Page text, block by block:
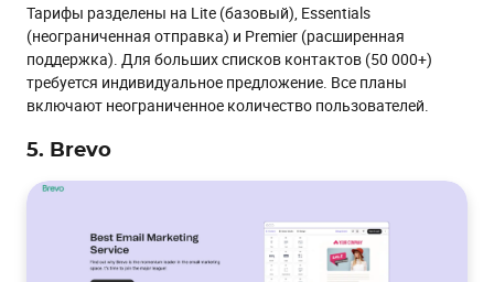
Тарифы разделены на Lite (базовый), Essentials
(неограниченная отправка) и Premier (расширенная
поддержка). Для больших списков контактов (50 000+)
требуется индивидуальное предложение. Все планы
включают неограниченное количество пользователей.
5. Brevo